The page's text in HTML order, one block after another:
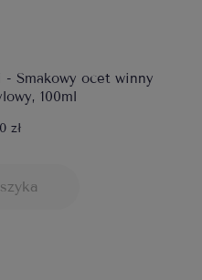
Smakowy ocet winny
100ml
zł